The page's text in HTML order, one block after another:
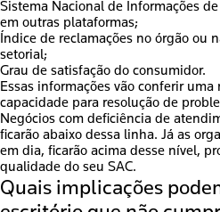
Sistema Nacional de Informações
em outras plataformas;
Índice de reclamações no órgão ou
setorial;
Grau de satisfação do consumidor.
Essas informações vão conferir
capacidade para resolução de
Negócios com deficiência de
ficarão abaixo dessa linha. Já as
em dia, ficarão acima desse nível,
qualidade do seu SAC.
Quais implicações